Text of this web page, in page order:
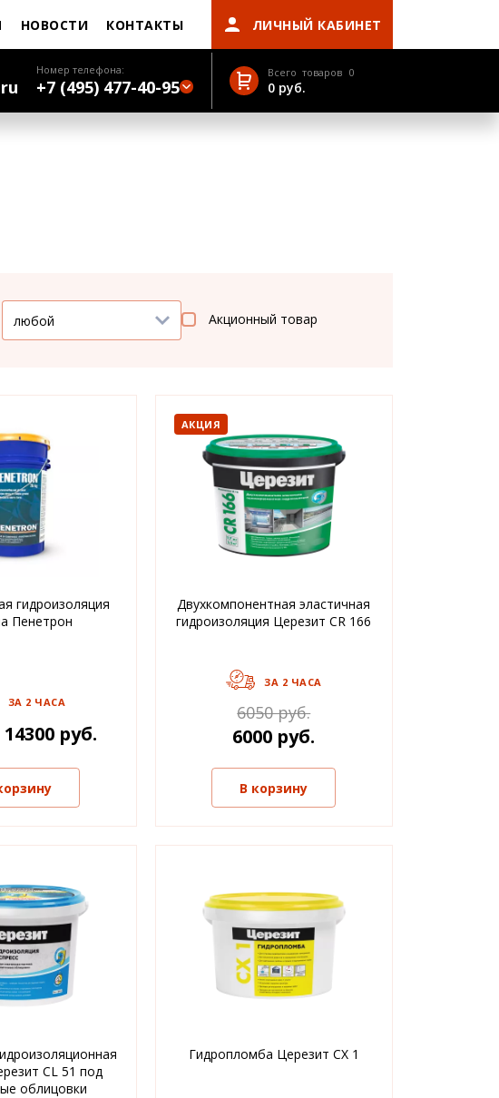
НОВОСТИ КОНТАКТЫ ЛИЧНЫЙ КАБИНЕТ
Номер телефона:
+7 (495) 477-40-95
Всего товаров 0
0 руб.
Акционный товар
гидроизоляция
Пенетрон
ЗА 2 ЧАСА
руб.
АКЦИЯ
Двухкомпонентная эластичная
гидроизоляция Церезит CR 166
ЗА 2 ЧАСА
6050 руб.
6000 руб.
В корзину
CL 51 под
облицовки
Гидропломба Церезит CX 1